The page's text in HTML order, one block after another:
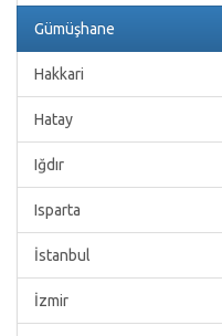
Gümüşhane
Hakkari
Hatay
Iğdır
Isparta
İstanbul
İzmir